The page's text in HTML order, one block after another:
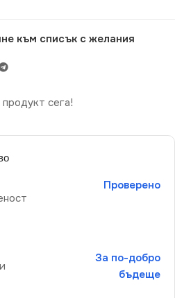
към списък с желания
сега!
Проверено
За по-добро
бъдеще